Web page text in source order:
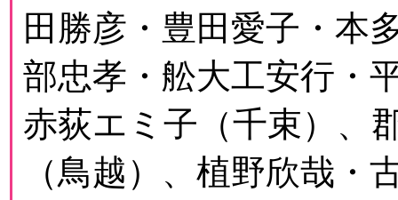
田勝彦・豊田愛子・本
部忠孝・舩大工安行・
赤荻エミ子（千束）、
（鳥越）、植野欣哉・